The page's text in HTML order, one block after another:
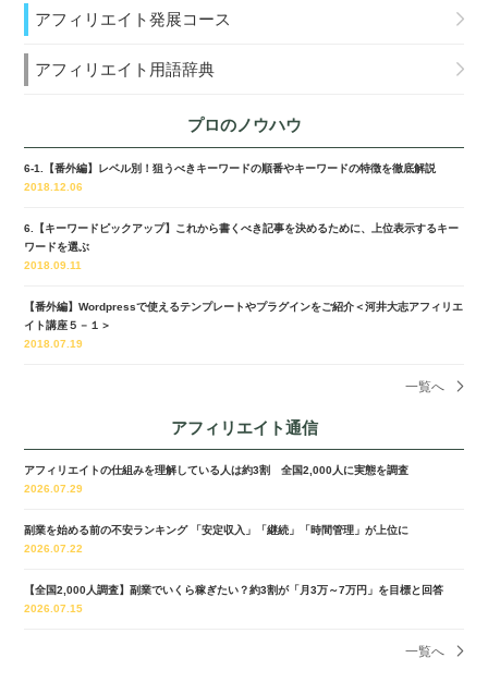
アフィリエイト発展コース
アフィリエイト用語辞典
プロのノウハウ
6-1.【番外編】レベル別！狙うべきキーワードの順番やキーワードの特徴を徹底解説
2018.12.06
6.【キーワードピックアップ】これから書くべき記事を決めるために、上位表示するキー
ワードを選ぶ
2018.09.11
【番外編】Wordpressで使えるテンプレートやプラグインをご紹介＜河井大志アフィリエ
イト講座５－１＞
2018.07.19
一覧へ
アフィリエイト通信
アフィリエイトの仕組みを理解している人は約3割 全国2,000人に実態を調査
2026.07.29
副業を始める前の不安ランキング 「安定収入」「継続」「時間管理」が上位に
2026.07.22
【全国2,000人調査】副業でいくら稼ぎたい？約3割が「月3万～7万円」を目標と回答
2026.07.15
一覧へ